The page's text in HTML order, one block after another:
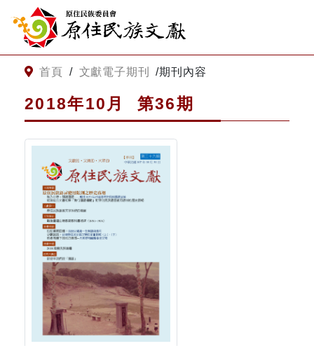
跳到主要內容
網站導覽
客服諮詢
鍵
字
搜
尋
輸
入
關
鍵
字
關於原住民族文獻會
原住民族文獻會設置要點
最新消息
網站訊息 出版品專區
首頁 / 文獻電子期刊 /期刊內容
2018年10 月 第36期